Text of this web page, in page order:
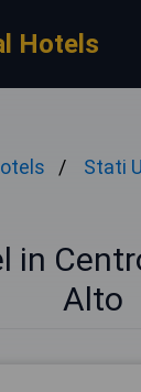
Hotels
Stati
in
Alto